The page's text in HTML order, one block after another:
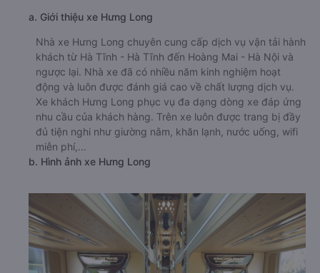
a. Giới thiệu xe Hưng Long
Nhà xe Hưng Long chuyên cung cấp dịch vụ vận tải hành
khách từ Hà Tĩnh - Hà Tĩnh đến Hoàng Mai - Hà Nội và
ngược lại. Nhà xe đã có nhiều năm kinh nghiệm hoạt
động và luôn được đánh giá cao về chất lượng dịch vụ.
Xe khách Hưng Long phục vụ đa dạng dòng xe đáp ứng
nhu cầu của khách hàng. Trên xe luôn được trang bị đầy
đủ tiện nghi như giường nằm, khăn lạnh, nước uống, wifi
miễn phí,...
b. Hình ảnh xe Hưng Long